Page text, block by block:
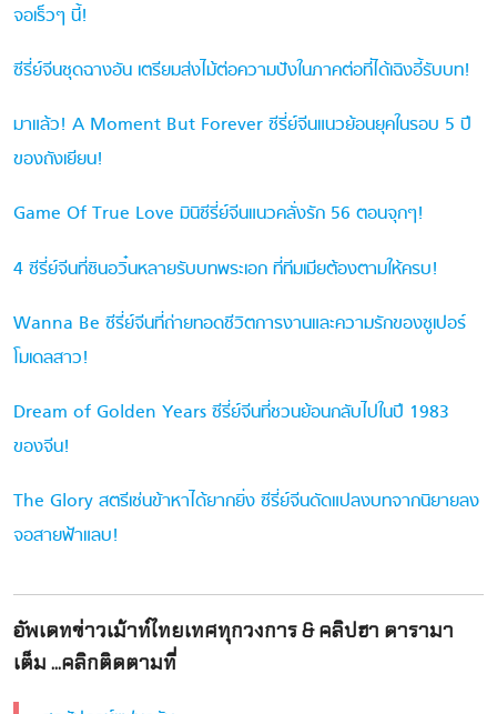
จอเร็วๆ นี้!
ซีรี่ย์จีนชุดฉางอัน เตรียมส่งไม้ต่อความปังในภาคต่อที่ได้เฉิงอี้รับบท!
มาแล้ว! A Moment But Forever ซีรี่ย์จีนแนวย้อนยุคในรอบ 5 ปี
ของถังเยียน!
Game Of True Love มินิซีรี่ย์จีนแนวคลั่งรัก 56 ตอนจุกๆ!
4 ซีรี่ย์จีนที่ซินอวิ๋นหลายรับบทพระเอก ที่ทีมเมียต้องตามให้ครบ!
Wanna Be ซีรี่ย์จีนที่ถ่ายทอดชีวิตการงานและความรักของซูเปอร์
โมเดลสาว!
Dream of Golden Years ซีรี่ย์จีนที่ชวนย้อนกลับไปในปี 1983
ของจีน!
The Glory สตรีเช่นข้าหาได้ยากยิ่ง ซีรี่ย์จีนดัดแปลงบทจากนิยายลง
จอสายฟ้าแลบ!
อัพเดทข่าวเม้าท์ไทยเทศทุกวงการ & คลิปฮา ดารามา
เต็ม ...คลิกติดตามที่